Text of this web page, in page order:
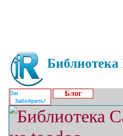
Забобрить!
Блог